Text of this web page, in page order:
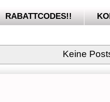
RABATTCODES!!
Keine